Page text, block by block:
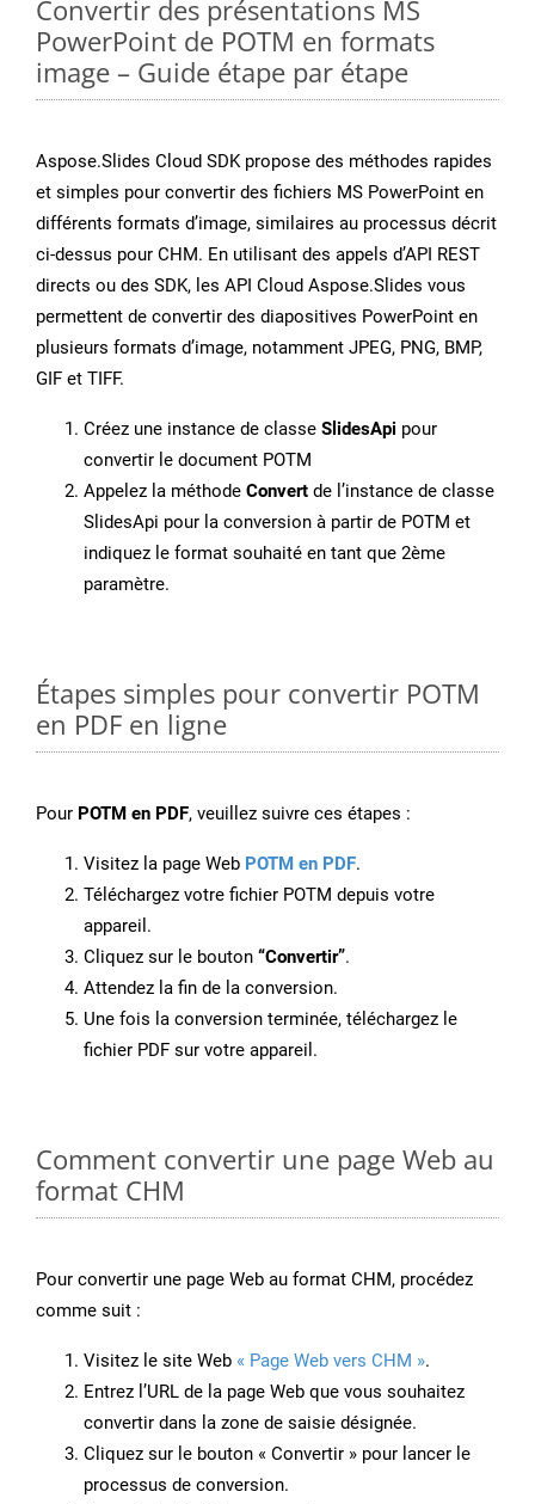
Convertir des présentations MS
PowerPoint de POTM en formats
image – Guide étape par étape
Aspose.Slides Cloud SDK propose des méthodes rapides
et simples pour convertir des fichiers MS PowerPoint en
différents formats d’image, similaires au processus décrit
ci-dessus pour CHM. En utilisant des appels d’API REST
directs ou des SDK, les API Cloud Aspose.Slides vous
permettent de convertir des diapositives PowerPoint en
plusieurs formats d’image, notamment JPEG, PNG, BMP,
GIF et TIFF.
Créez une instance de classe SlidesApi pour
convertir le document POTM
Appelez la méthode Convert de l’instance de classe
SlidesApi pour la conversion à partir de POTM et
indiquez le format souhaité en tant que 2ème
paramètre.
Étapes simples pour convertir POTM
en PDF en ligne
Pour POTM en PDF, veuillez suivre ces étapes :
Visitez la page Web POTM en PDF.
Téléchargez votre fichier POTM depuis votre
appareil.
Cliquez sur le bouton “Convertir”.
Attendez la fin de la conversion.
Une fois la conversion terminée, téléchargez le
fichier PDF sur votre appareil.
Comment convertir une page Web au
format CHM
Pour convertir une page Web au format CHM, procédez
comme suit :
Visitez le site Web « Page Web vers CHM ».
Entrez l’URL de la page Web que vous souhaitez
convertir dans la zone de saisie désignée.
Cliquez sur le bouton « Convertir » pour lancer le
processus de conversion.